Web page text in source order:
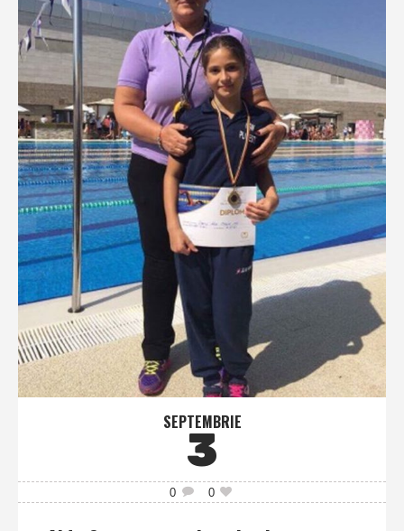
SEPTEMBRIE
3
0 0